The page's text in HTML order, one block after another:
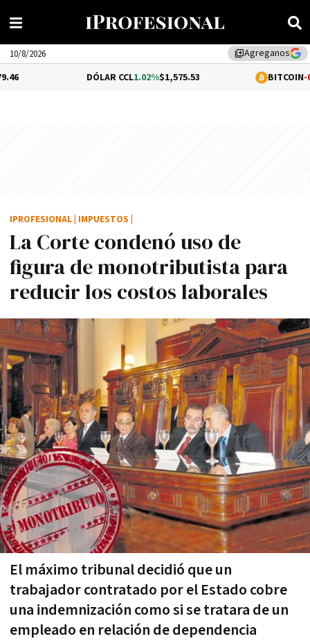
library_addAgreganos
10/8/2026
1.02%$1,575.53 -0.53%
La Corte condenó uso de
figura de monotributista para
reducir los costos laborales
El máximo tribunal decidió que un
trabajador contratado por el Estado cobre
una indemnización como si se tratara de un
empleado en relación de dependencia
IPROFESIONAL IMPUESTOS